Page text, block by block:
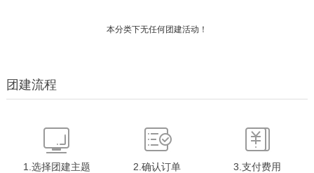
本分类下无任何团建活动！
团建流程
1.选择团建主题 2.确认订单 3.支付费用